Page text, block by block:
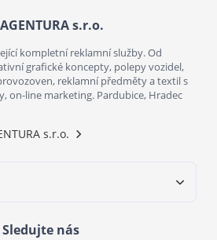
s.r.o.
kompletní reklamní služby. Od
grafické koncepty, polepy vozidel,
reklamní předměty a textil s
on-line marketing. Pardubice, Hradec
s.r.o.
Sledujte nás